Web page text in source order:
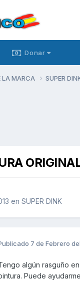
Donar
LA MARCA SUPER
en SUPER DINK
7 de Febrero
algún rasguño
Puede